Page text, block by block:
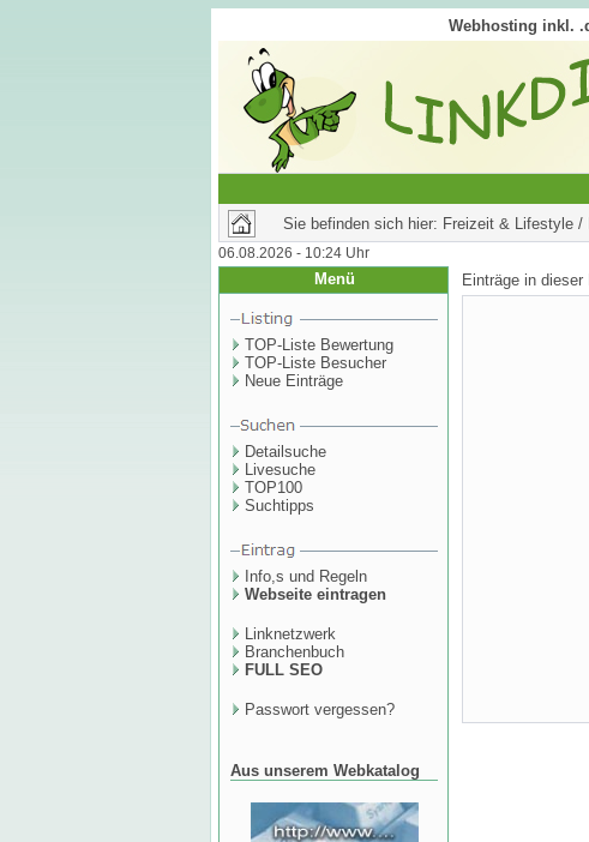
Webhosting inkl.
Sie befinden sich hier: Freizeit & Lifestyle /
06.08.2026 - 10:24 Uhr
Menü
TOP-Liste Bewertung
TOP-Liste Besucher
Neue Einträge
Detailsuche
Livesuche
TOP100
Suchtipps
Info,s und Regeln
Webseite eintragen
Linknetzwerk
Branchenbuch
FULL SEO
Passwort vergessen?
Aus unserem Webkatalog
Einträge in dieser